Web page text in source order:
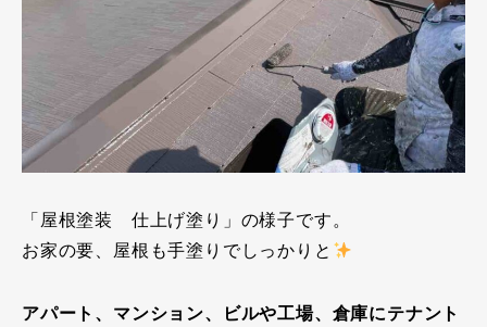
「屋根塗装 仕上げ塗り」の様子です。
お家の要、屋根も手塗りでしっかりと
アパート、マンション、ビルや工場、倉庫にテナント